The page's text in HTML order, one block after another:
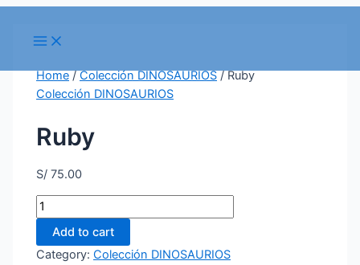
Main
Menu
Home/Colección DINOSAURIOS/ Ruby
Colección DINOSAURIOS
Ruby
S/ 75.00
Ruby
quantity
Add to cart
Category:Colección DINOSAURIOS